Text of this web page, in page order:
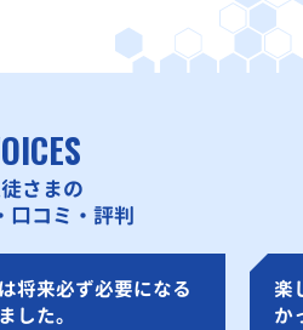
さまの
口コミ・評判
将来必ず必要になる
した。
楽
か